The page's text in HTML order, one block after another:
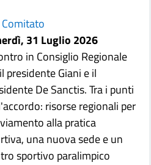
31 Luglio 2026
in Consiglio Regionale
presidente Giani e il
De Sanctis. Tra i punti
risorse regionali per
alla pratica
una nuova sede e un
sportivo paralimpico